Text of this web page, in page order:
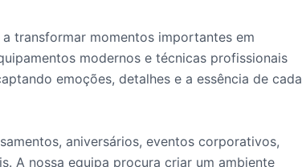
transformar momentos importantes em
modernos e técnicas profissionais
emoções, detalhes e a essência de cada
aniversários, eventos corporativos,
A nossa equipa procura criar um ambiente